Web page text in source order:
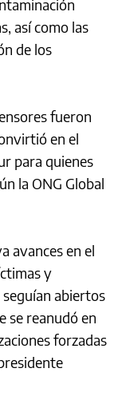
así como las
de los
fueron
en el
para quienes
la ONG Global
avances en el
y
abiertos
se reanudó en
forzadas